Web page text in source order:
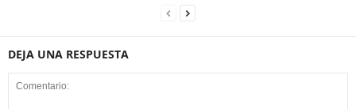
DEJA UNA RESPUESTA